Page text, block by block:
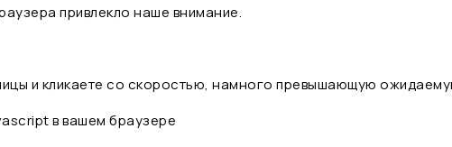
привлекло наше внимание.
и кликаете со скоростью, намного превышающую
в вашем браузере